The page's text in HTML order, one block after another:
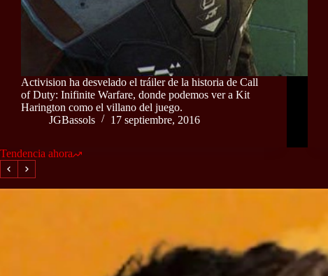
Activision ha desvelado el tráiler de la historia de Call
of Duty: Inifinite Warfare, donde podemos ver a Kit
Harington como el villano del juego.
JGBassols
17 septiembre, 2016
Tendencia ahora